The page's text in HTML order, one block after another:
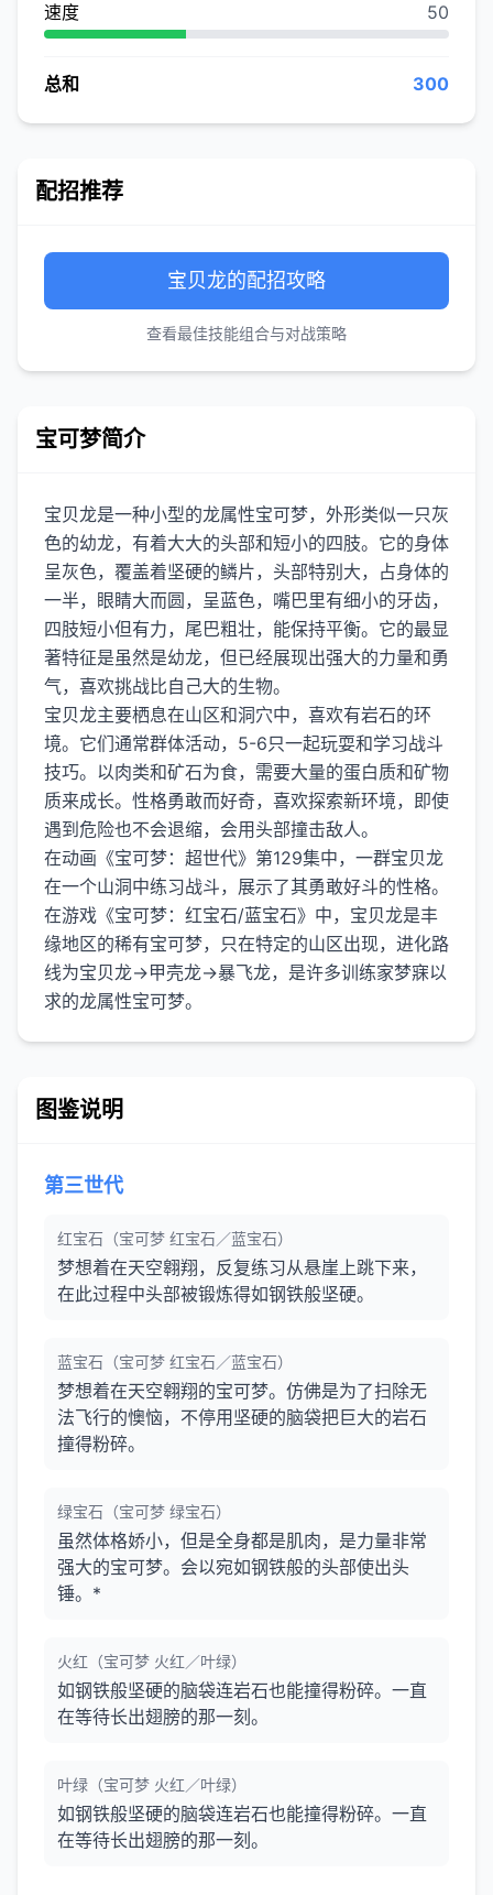
速度 50
总和 300
配招推荐
宝贝龙的配招攻略
查看最佳技能组合与对战策略
宝可梦简介
宝贝龙是一种小型的龙属性宝可梦，外形类似一只灰
色的幼龙，有着大大的头部和短小的四肢。它的身体
呈灰色，覆盖着坚硬的鳞片，头部特别大，占身体的
一半，眼睛大而圆，呈蓝色，嘴巴里有细小的牙齿，
四肢短小但有力，尾巴粗壮，能保持平衡。它的最显
著特征是虽然是幼龙，但已经展现出强大的力量和勇
气，喜欢挑战比自己大的生物。
宝贝龙主要栖息在山区和洞穴中，喜欢有岩石的环
境。它们通常群体活动，5-6只一起玩耍和学习战斗
技巧。以肉类和矿石为食，需要大量的蛋白质和矿物
质来成长。性格勇敢而好奇，喜欢探索新环境，即使
遇到危险也不会退缩，会用头部撞击敌人。
在动画《宝可梦：超世代》第129集中，一群宝贝龙
在一个山洞中练习战斗，展示了其勇敢好斗的性格。
在游戏《宝可梦：红宝石/蓝宝石》中，宝贝龙是丰
缘地区的稀有宝可梦，只在特定的山区出现，进化路
线为宝贝龙→甲壳龙→暴飞龙，是许多训练家梦寐以
图鉴说明
第三世代
红宝石（宝可梦 红宝石／蓝宝石）
梦想着在天空翱翔，反复练习从悬崖上跳下来，
在此过程中头部被锻炼得如钢铁般坚硬。
蓝宝石（宝可梦 红宝石／蓝宝石）
梦想着在天空翱翔的宝可梦。仿佛是为了扫除无
法飞行的懊恼，不停用坚硬的脑袋把巨大的岩石
撞得粉碎。
绿宝石（宝可梦 绿宝石）
虽然体格娇小，但是全身都是肌肉，是力量非常
强大的宝可梦。会以宛如钢铁般的头部使出头
锤。*
火红（宝可梦 火红／叶绿）
如钢铁般坚硬的脑袋连岩石也能撞得粉碎。一直
在等待长出翅膀的那一刻。
叶绿（宝可梦 火红／叶绿）
如钢铁般坚硬的脑袋连岩石也能撞得粉碎。一直
在等待长出翅膀的那一刻。